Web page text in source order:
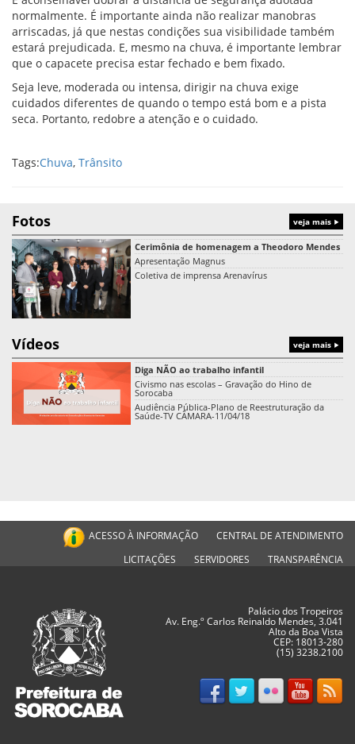
normalmente. É importante ainda não realizar manobras
arriscadas, já que nestas condições sua visibilidade também
estará prejudicada. E, mesmo na chuva, é importante lembrar
que o capacete precisa estar fechado e bem fixado.
Seja leve, moderada ou intensa, dirigir na chuva exige
cuidados diferentes de quando o tempo está bom e a pista
seca. Portanto, redobre a atenção e o cuidado.
Tags:Chuva, Trânsito
Fotos veja mais
Cerimônia de homenagem a Theodoro Mendes
Apresentação Magnus
Coletiva de imprensa Arenavírus
Vídeos veja mais
Diga NÃO ao trabalho infantil
Civismo nas escolas – Gravação do Hino de
Sorocaba
Audiência Pública-Plano de Reestruturação da
Saúde-TV CÂMARA-11/04/18
ACESSO À INFORMAÇÃO
CENTRAL DE ATENDIMENTO
LICITAÇÕES
SERVIDORES TRANSPARÊNCIA
Palácio dos Tropeiros
Av. Eng.º Carlos Reinaldo Mendes, 3.041
Alto da Boa Vista
CEP: 18013-280
(15) 3238.2100